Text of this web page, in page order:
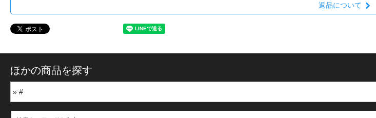
返品について
ほかの商品を探す